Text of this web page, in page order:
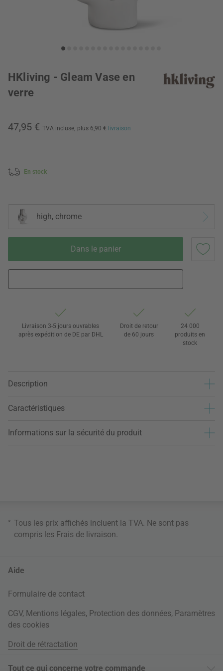
HKliving - Gleam Vase en
verre
47,95 € TVA incluse, plus 6,90 € livraison
En stock
high, chrome
Dans le panier
Livraison 3-5 jours ouvrables
après expédition de DE par DHL
Droit de retour
de 60 jours
24 000
produits en
stock
Description
Caractéristiques
Informations sur la sécurité du produit
* Tous les prix affichés incluent la TVA. Ne sont pas
compris les Frais de livraison
Aide
Formulaire de contact
CGV, Mentions légales, Protection des données, Paramètres
des cookies
Droit de rétractation
Tout ce qui concerne votre commande